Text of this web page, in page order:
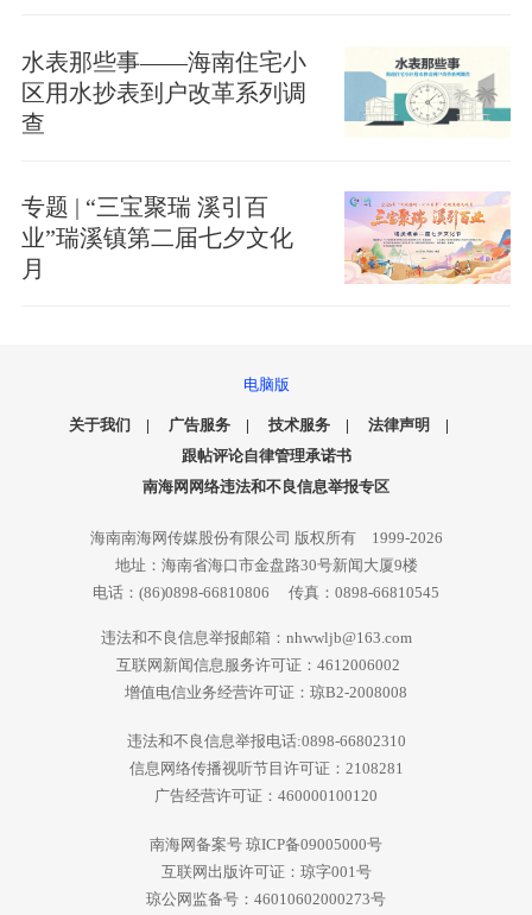
水表那些事——海南住宅小
区用水抄表到户改革系列调
查
专题 | “三宝聚瑞 溪引百
业”瑞溪镇第二届七夕文化
月
电脑版
关于我们 | 广告服务| 技术服务| 法律声明 |
跟帖评论自律管理承诺书
南海网网络违法和不良信息举报专区
海南南海网传媒股份有限公司 版权所有 1999-2026
地址：海南省海口市金盘路30号新闻大厦9楼
电话：(86)0898-66810806 传真：0898-66810545
违法和不良信息举报邮箱：nhwwljb@163.com
互联网新闻信息服务许可证：4612006002
增值电信业务经营许可证：琼B2-2008008
违法和不良信息举报电话:0898-66802310
信息网络传播视听节目许可证：2108281
广告经营许可证：460000100120
南海网备案号 琼ICP备09005000号
互联网出版许可证：琼字001号
琼公网监备号：46010602000273号